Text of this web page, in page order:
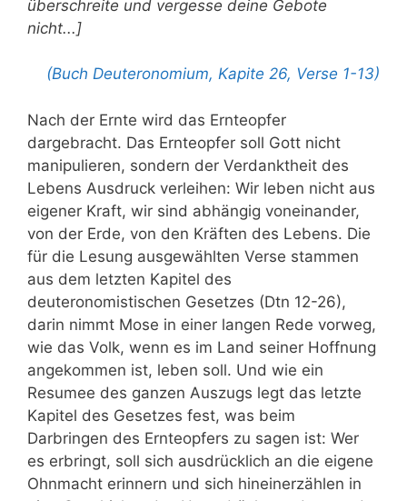
überschreite und vergesse deine Gebote
nicht...]
(Buch Deuteronomium, Kapite 26, Verse 1-13)
Nach der Ernte wird das Ernteopfer
dargebracht. Das Ernteopfer soll Gott nicht
manipulieren, sondern der Verdanktheit des
Lebens Ausdruck verleihen: Wir leben nicht aus
eigener Kraft, wir sind abhängig voneinander,
von der Erde, von den Kräften des Lebens. Die
für die Lesung ausgewählten Verse stammen
aus dem letzten Kapitel des
deuteronomistischen Gesetzes (Dtn 12-26),
darin nimmt Mose in einer langen Rede vorweg,
wie das Volk, wenn es im Land seiner Hoffnung
angekommen ist, leben soll. Und wie ein
Resumee des ganzen Auszugs legt das letzte
Kapitel des Gesetzes fest, was beim
Darbringen des Ernteopfers zu sagen ist: Wer
es erbringt, soll sich ausdrücklich an die eigene
Ohnmacht erinnern und sich hineinerzählen in